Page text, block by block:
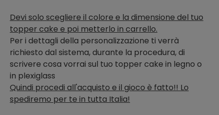
Devi solo scegliere il colore e la dimensione del tuo
topper cake e poi metterlo in carrello.
Per i dettagli della personalizzazione ti verrà
richiesto dal sistema, durante la procedura, di
scrivere cosa vorrai sul tuo topper cake in legno o
in plexiglass
Quindi procedi all'acquisto e il gioco è fatto!! Lo
spediremo per te in tutta Italia!